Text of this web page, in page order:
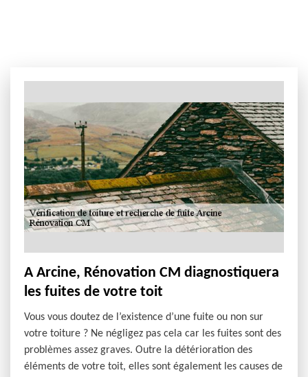
A Arcine, Rénovation CM diagnostiquera
les fuites de votre toit
Vous vous doutez de l’existence d’une fuite ou non sur
votre toiture ? Ne négligez pas cela car les fuites sont des
problèmes assez graves. Outre la détérioration des
éléments de votre toit, elles sont également les causes de